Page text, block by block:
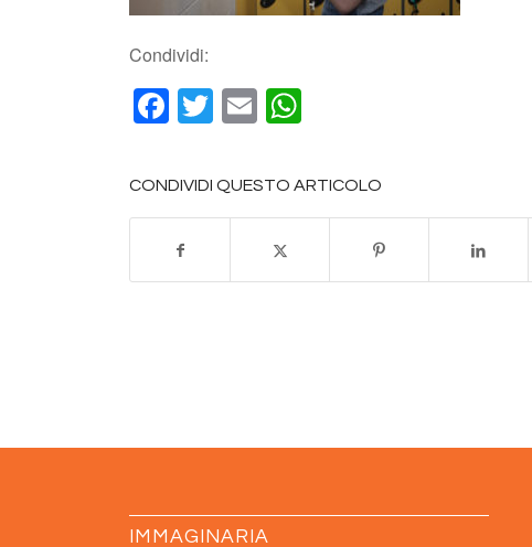
Condividi:
Facebook
Twitter
Email
CONDIVIDI QUESTO ARTICOLO
IMMAGINARIA